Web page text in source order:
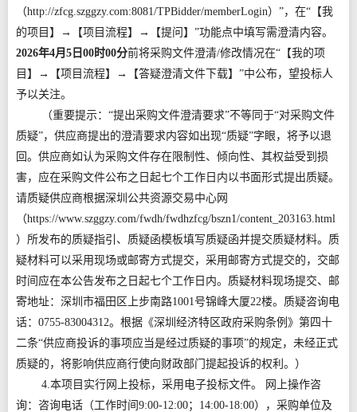
（http://zfcg.szggzy.com:8081/TPBidder/memberLogin）”，在“【我
的项目】→【项目流程】→【提问】”功能点中填写需澄清内容。
2026年4月5日00时00分前将采购文件澄清/修改情况在“【我的项
目】→【项目流程】→【答疑澄清文件下载】”中公布，望投标人
予以关注。
（重要提示：“提出采购文件澄清要求”不等同于“对采购文件
质疑”，供应商提出的澄清要求内容如出现“质疑”字眼，将予以退
回。供应商如认为采购文件存在限制性、倾向性、其权益受到损
害，应在采购文件公布之日起七个工作日内以书面形式提出质疑。
请质疑供应商根据深圳公共资源交易中心网
（https://www.szggzy.com/fwdh/fwdhzfcg/bszn1/content_203163.html
）所发布的质疑指引、质疑函模板填写质疑函并提交质疑材料。质
疑材料可以采用现场或邮寄方式提交，采用邮寄方式提交的，交邮
时间应在本公告发布之日起七个工作日内。质疑材料现场提交、邮
寄地址：深圳市福田区上步南路1001号锦峰大厦22楼。质疑咨询电
话：0755-83004312。根据《深圳经济特区政府采购条例》第四十
二条“供应商投诉的事项应当是经过质疑的事项”的规定，未经正式
质疑的，将影响供应商行使向财政部门提起投诉的权利。）
4.本项目实行网上投标，采用电子投标文件。 网上操作咨
询：咨询电话（工作时间9:00-12:00；14:00-18:00），采购单位及